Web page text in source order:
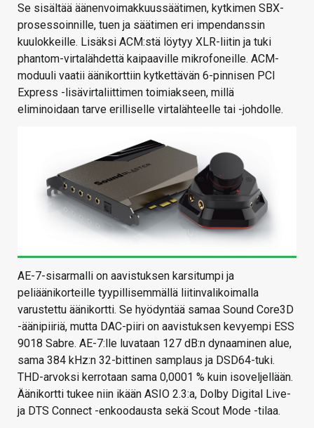
Se sisältää äänenvoimakkuussäätimen, kytkimen SBX-
prosessoinnille, tuen ja säätimen eri impendanssin
kuulokkeille. Lisäksi ACM:stä löytyy XLR-liitin ja tuki
phantom-virtalähdettä kaipaaville mikrofoneille. ACM-
moduuli vaatii äänikorttiin kytkettävän 6-pinnisen PCI
Express -lisävirtaliittimen toimiakseen, millä
eliminoidaan tarve erilliselle virtalähteelle tai -johdolle.
AE-7-sisarmalli on aavistuksen karsitumpi ja
peliäänikorteille tyypillisemmällä liitinvalikoimalla
varustettu äänikortti. Se hyödyntää samaa Sound Core3D
-äänipiiriä, mutta DAC-piiri on aavistuksen kevyempi ESS
9018 Sabre. AE-7:lle luvataan 127 dB:n dynaaminen alue,
sama 384 kHz:n 32-bittinen samplaus ja DSD64-tuki.
THD-arvoksi kerrotaan sama 0,0001 % kuin isoveljellään.
Äänikortti tukee niin ikään ASIO 2.3:a, Dolby Digital Live-
ja DTS Connect -enkoodausta sekä Scout Mode -tilaa.